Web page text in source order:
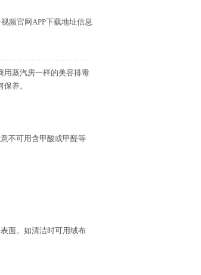
频官网APP下载地址信息
用蒸汽房一样的美容排毒
养。
不可用含甲酸或甲醛等
面。如清洁时可用绒布